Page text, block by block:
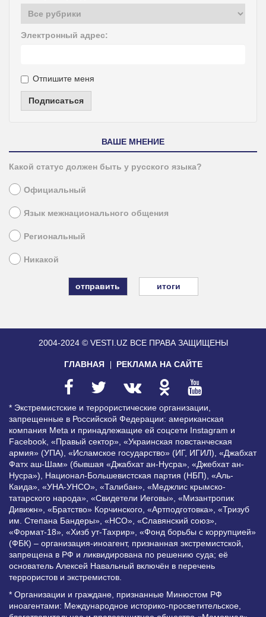
Электронный адрес:
Отпишите меня
Подписаться
ВАШЕ МНЕНИЕ
Какой статус должен быть у русского языка?
Официальный
Язык межнационального общения
Региональный
Никакой
итоги
2004-2024 © VESTI.UZ ВСЕ ПРАВА ЗАЩИЩЕНЫ
ГЛАВНАЯ РЕКЛАМА НА САЙТЕ
* Экстремистские и террористические организации,
запрещенные в Российской Федерации: американская
компания Meta и принадлежащие ей соцсети Instagram и
Facebook, «Правый сектор», «Украинская повстанческая
армия» (УПА), «Исламское государство» (ИГ, ИГИЛ), «Джабхат
Фатх аш-Шам» (бывшая «Джабхат ан-Нусра», «Джебхат ан-
Нусра»), Национал-Большевистская партия (НБП), «Аль-
Каида», «УНА-УНСО», «Талибан», «Меджлис крымско-
татарского народа», «Свидетели Иеговы», «Мизантропик
Дивижн», «Братство» Корчинского, «Артподготовка», «Тризуб
им. Степана Бандеры», «НСО», «Славянский союз»,
«Формат-18», «Хизб ут-Тахрир», «Фонд борьбы с коррупцией»
(ФБК) – организация-иноагент, признанная экстремистской,
запрещена в РФ и ликвидирована по решению суда; её
основатель Алексей Навальный включён в перечень
террористов и экстремистов.
* Организации и граждане, признанные Минюстом РФ
иноагентами: Международное историко-просветительское,